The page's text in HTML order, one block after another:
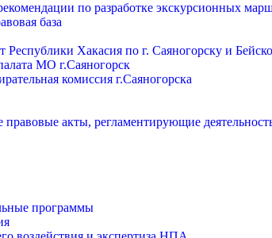
по разработке экскурсионных
база
Республики Хакасия по г. Саяногорску и
МО г.Саяногорск
комиссия г.Саяногорска
акты, регламентирующие
программы